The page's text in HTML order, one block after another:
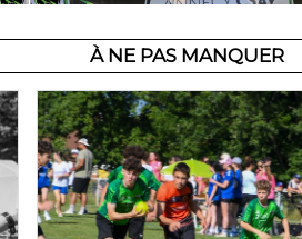
À NE PAS MANQUER